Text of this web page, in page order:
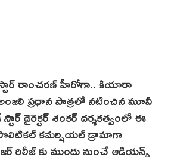
రాంచరణ్ హీరోగా.. కియారా
ప్రధాన పాత్రలో నటించిన మూవీ
డైరెక్టర్ శంకర్ దర్శకత్వంలో ఈ
కమర్షియల్ డ్రామాగా
రిలీజ్ కు ముందు నుంచే ఆడియన్స్